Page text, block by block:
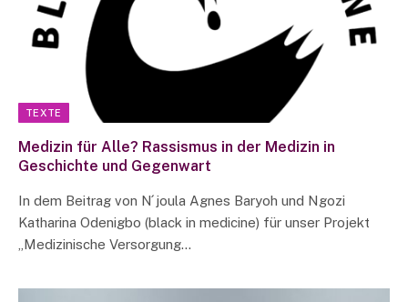
TEXTE
Medizin für Alle? Rassismus in der Medizin in
Geschichte und Gegenwart
In dem Beitrag von N ́joula Agnes Baryoh und Ngozi
Katharina Odenigbo (black in medicine) für unser Projekt
„Medizinische Versorgung…